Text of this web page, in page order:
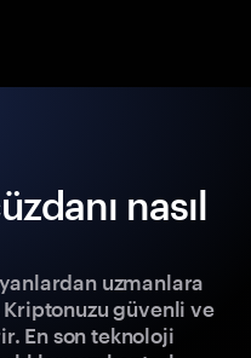
nasıl
uzmanlara
güvenli ve
En son teknoloji